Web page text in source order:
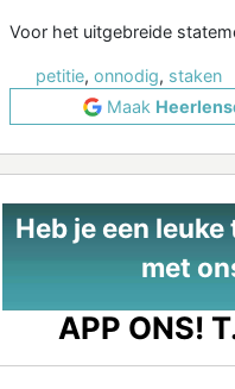
Voor het uitgebreide
petitie, onnodig, staken
Maak
Heb je een
met
APP ONS!